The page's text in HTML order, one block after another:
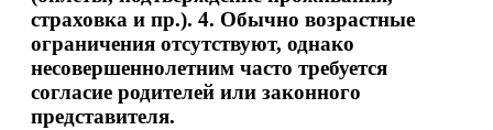
страховка и пр.). 4. Обычно возрастные
ограничения отсутствуют, однако
несовершеннолетним часто требуется
согласие родителей или законного
представителя.